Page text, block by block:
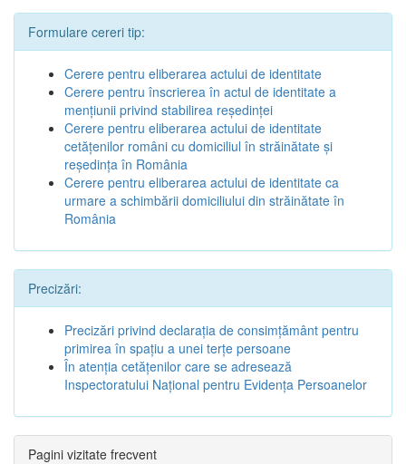
Formulare cereri tip:
Cerere pentru eliberarea actului de identitate
Cerere pentru înscrierea în actul de identitate a
menţiunii privind stabilirea reşedinţei
Cerere pentru eliberarea actului de identitate
cetăţenilor români cu domiciliul în străinătate şi
reşedinţa în România
Cerere pentru eliberarea actului de identitate ca
urmare a schimbării domiciliului din străinătate în
România
Precizări:
Precizări privind declaraţia de consimţământ pentru
primirea în spaţiu a unei terţe persoane
În atenţia cetăţenilor care se adresează
Inspectoratului Naţional pentru Evidenţa Persoanelor
Pagini vizitate frecvent